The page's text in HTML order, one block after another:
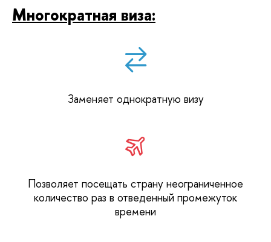
Многократная виза:
Заменяет однократную визу
Позволяет посещать страну неограниченное
количество раз в отведенный промежуток
времени